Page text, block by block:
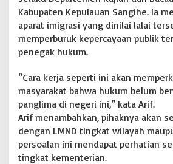
Kabupaten Kepulauan Sangihe. Ia
aparat imigrasi yang dinilai lalai
memperburuk kepercayaan publik
penegak hukum.
“Cara kerja seperti ini akan
masyarakat bahwa hukum belum
panglima di negeri ini,” kata Arif.
Arif menambahkan, pihaknya akan
dengan LMND tingkat wilayah
persoalan ini mendapat perhatian
tingkat kementerian.